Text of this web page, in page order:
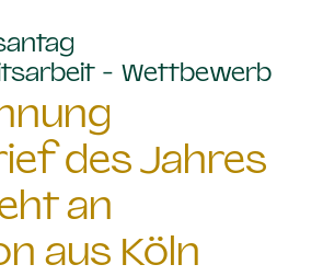
- Wettbewerb:
des Jahres
an
aus Köln